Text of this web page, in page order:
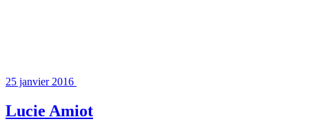
25 janvier 2016
Lucie Amiot